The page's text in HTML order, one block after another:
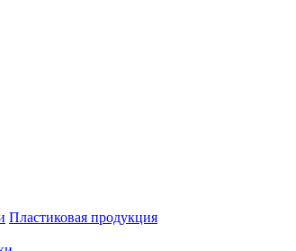
Пластиковая продукция